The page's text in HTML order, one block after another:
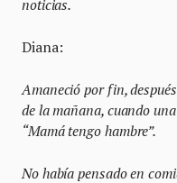
noticias.
Diana:
Amaneció por fin,
de la mañana, cuando
“Mamá tengo hambre”.
No había pensado en